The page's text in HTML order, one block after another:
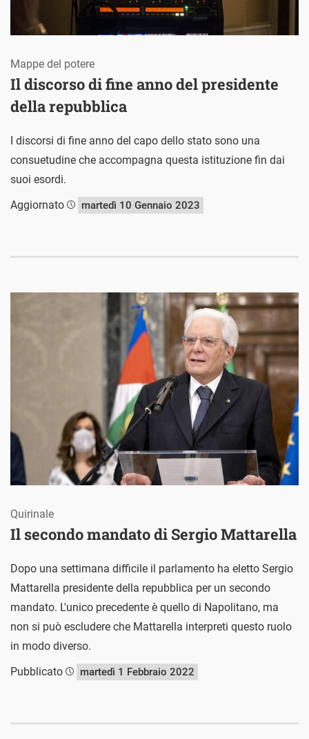
Il discorso di fine anno del presidente
della repubblica
Mappe del potere
I discorsi di fine anno del capo dello stato sono una
consuetudine che accompagna questa istituzione fin dai
suoi esordi.
Aggiornato
martedì 10 Gennaio 2023
Il secondo mandato di Sergio Mattarella
Quirinale
Dopo una settimana difficile il parlamento ha eletto Sergio
Mattarella presidente della repubblica per un secondo
mandato. L'unico precedente è quello di Napolitano, ma
non si può escludere che Mattarella interpreti questo ruolo
in modo diverso.
Pubblicato
martedì 1 Febbraio 2022